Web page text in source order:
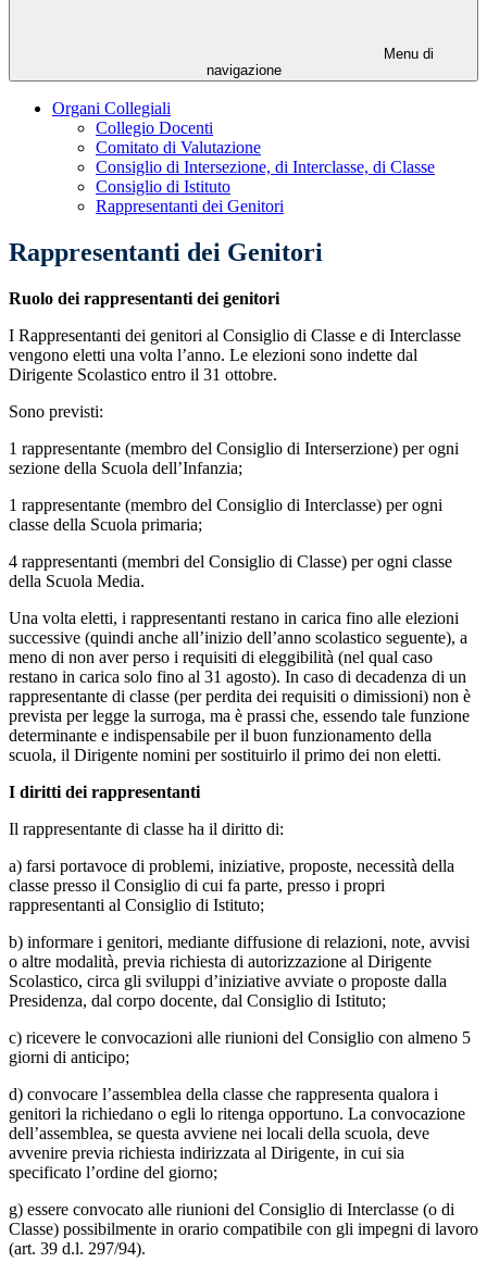
Menu di
navigazione
Organi Collegiali
Collegio Docenti
Comitato di Valutazione
Consiglio di Intersezione, di Interclasse, di Classe
Consiglio di Istituto
Rappresentanti dei Genitori
Rappresentanti dei Genitori
Ruolo dei rappresentanti dei genitori
I Rappresentanti dei genitori al Consiglio di Classe e di Interclasse
vengono eletti una volta l’anno. Le elezioni sono indette dal
Dirigente Scolastico entro il 31 ottobre.
Sono previsti:
1 rappresentante (membro del Consiglio di Interserzione) per ogni
sezione della Scuola dell’Infanzia;
1 rappresentante (membro del Consiglio di Interclasse) per ogni
classe della Scuola primaria;
4 rappresentanti (membri del Consiglio di Classe) per ogni classe
della Scuola Media.
Una volta eletti, i rappresentanti restano in carica fino alle elezioni
successive (quindi anche all’inizio dell’anno scolastico seguente), a
meno di non aver perso i requisiti di eleggibilità (nel qual caso
restano in carica solo fino al 31 agosto). In caso di decadenza di un
rappresentante di classe (per perdita dei requisiti o dimissioni) non è
prevista per legge la surroga, ma è prassi che, essendo tale funzione
determinante e indispensabile per il buon funzionamento della
scuola, il Dirigente nomini per sostituirlo il primo dei non eletti.
I diritti dei rappresentanti
Il rappresentante di classe ha il diritto di:
a) farsi portavoce di problemi, iniziative, proposte, necessità della
classe presso il Consiglio di cui fa parte, presso i propri
rappresentanti al Consiglio di Istituto;
b) informare i genitori, mediante diffusione di relazioni, note, avvisi
o altre modalità, previa richiesta di autorizzazione al Dirigente
Scolastico, circa gli sviluppi d’iniziative avviate o proposte dalla
Presidenza, dal corpo docente, dal Consiglio di Istituto;
c) ricevere le convocazioni alle riunioni del Consiglio con almeno 5
giorni di anticipo;
d) convocare l’assemblea della classe che rappresenta qualora i
genitori la richiedano o egli lo ritenga opportuno. La convocazione
dell’assemblea, se questa avviene nei locali della scuola, deve
avvenire previa richiesta indirizzata al Dirigente, in cui sia
specificato l’ordine del giorno;
g) essere convocato alle riunioni del Consiglio di Interclasse (o di
Classe) possibilmente in orario compatibile con gli impegni di lavoro
(art. 39 d.l. 297/94).